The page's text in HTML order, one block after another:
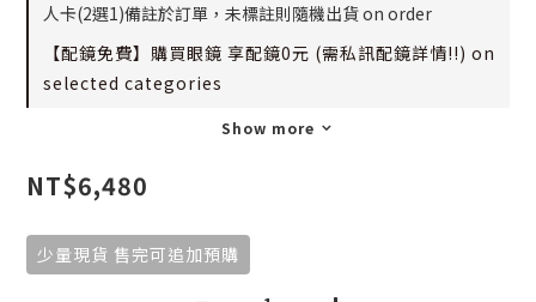
人卡(2選1)備註於訂單，未標註則隨機出貨 on order
【配鏡免費】購買眼鏡 享配鏡0元 (需私訊配鏡詳情!!) on
selected categories
Show more
NT$6,480
少量現貨 售完可追加預購